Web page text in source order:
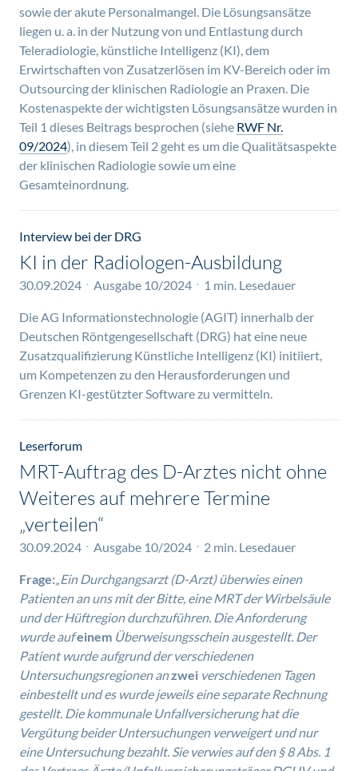
sowie der akute Personalmangel. Die Lösungsansätze
liegen u. a. in der Nutzung von und Entlastung durch
Teleradiologie, künstliche Intelligenz (KI), dem
Erwirtschaften von Zusatzerlösen im KV-Bereich oder im
Outsourcing der klinischen Radiologie an Praxen. Die
Kostenaspekte der wichtigsten Lösungsansätze wurden in
Teil 1 dieses Beitrags besprochen (siehe RWF Nr.
09/2024), in diesem Teil 2 geht es um die Qualitätsaspekte
der klinischen Radiologie sowie um eine
Gesamteinordnung.
Interview bei der DRG
KI in der Radiologen-Ausbildung
30.09.2024 Ausgabe 10/2024 1 min. Lesedauer
Die AG Informationstechnologie (AGIT) innerhalb der
Deutschen Röntgengesellschaft (DRG) hat eine neue
Zusatzqualifizierung Künstliche Intelligenz (KI) initiiert,
um Kompetenzen zu den Herausforderungen und
Grenzen KI-gestützter Software zu vermitteln.
Leserforum
MRT-Auftrag des D-Arztes nicht ohne
Weiteres auf mehrere Termine
„verteilen“
30.09.2024 Ausgabe 10/2024 2 min. Lesedauer
Frage:„Ein Durchgangsarzt (D-Arzt) überwies einen
Patienten an uns mit der Bitte, eine MRT der Wirbelsäule
und der Hüftregion durchzuführen. Die Anforderung
wurde aufeinem Überweisungsschein ausgestellt. Der
Patient wurde aufgrund der verschiedenen
Untersuchungsregionen anzwei verschiedenen Tagen
einbestellt und es wurde jeweils eine separate Rechnung
gestellt. Die kommunale Unfallversicherung hat die
Vergütung beider Untersuchungen verweigert und nur
eine Untersuchung bezahlt. Sie verwies auf den § 8 Abs. 1